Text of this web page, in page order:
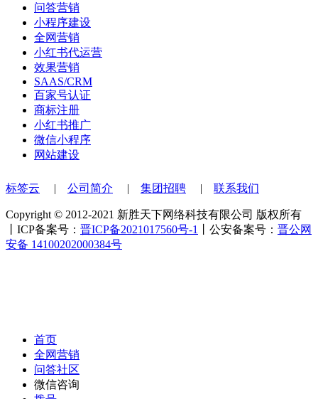
问答营销
小程序建设
全网营销
小红书代运营
效果营销
SAAS/CRM
百家号认证
商标注册
小红书推广
微信小程序
网站建设
标签云 公司简介 集团招聘 联系我们
Copyright © 2012-2021 新胜天下网络科技有限公司 版权所有
丨ICP备案号： 晋ICP备2021017560号-1 丨公安备案号： 晋公网
安备 14100202000384号
首页
全网营销
问答社区
微信咨询